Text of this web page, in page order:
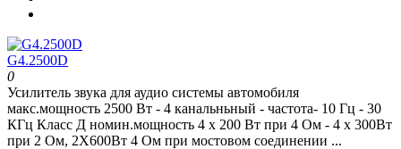
G4.2500D
0
Усилитель звука для аудио системы автомобиля
макс.мощность 2500 Вт - 4 канальньный - частота- 10 Гц - 30
КГц Класс Д номин.мощность 4 x 200 Вт при 4 Oм - 4 x 300Вт
при 2 Oм, 2Х600Вт 4 Ом при мостовом соединении ...